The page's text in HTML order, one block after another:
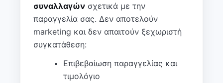
συναλλαγών σχετικά με την
παραγγελία σας. Δεν αποτελούν
marketing και δεν απαιτούν ξεχωριστή
συγκατάθεση:
Επιβεβαίωση παραγγελίας και
τιμολόγιο